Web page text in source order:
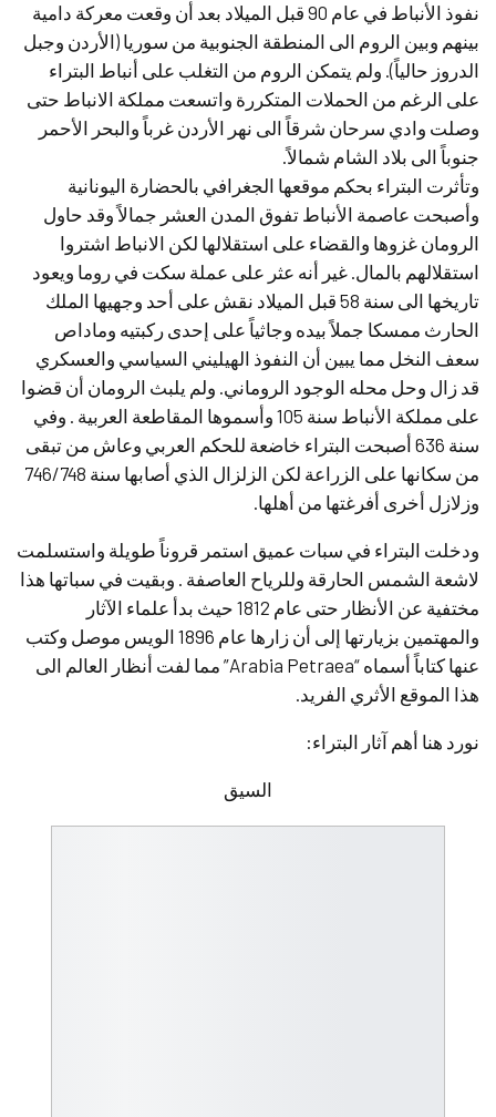
نفوذ الأنباط في عام 90 قبل الميلاد بعد أن وقعت معركة دامية
بينهم وبين الروم الى المنطقة الجنوبية من سوريا (الأردن وجبل
الدروز حالياً). ولم يتمكن الروم من التغلب على أنباط البتراء
على الرغم من الحملات المتكررة واتسعت مملكة الانباط حتى
وصلت وادي سرحان شرقاً الى نهر الأردن غرباً والبحر الأحمر
جنوباً الى بلاد الشام شمالاً.
وتأثرت البتراء بحكم موقعها الجغرافي بالحضارة اليونانية
وأصبحت عاصمة الأنباط تفوق المدن العشر جمالاً وقد حاول
الرومان غزوها والقضاء على استقلالها لكن الانباط اشتروا
استقلالهم بالمال. غير أنه عثر على عملة سكت في روما ويعود
تاريخها الى سنة 58 قبل الميلاد نقش على أحد وجهيها الملك
الحارث ممسكا جملاً بيده وجاثياً على إحدى ركبتيه وماداص
سعف النخل مما يبين أن النفوذ الهيليني السياسي والعسكري
قد زال وحل محله الوجود الروماني. ولم يلبث الرومان أن قضوا
على مملكة الأنباط سنة 105 وأسموها المقاطعة العربية . وفي
سنة 636 أصبحت البتراء خاضعة للحكم العربي وعاش من تبقى
من سكانها على الزراعة لكن الزلزال الذي أصابها سنة 746/748
وزلازل أخرى أفرغتها من أهلها.
ودخلت البتراء في سبات عميق استمر قروناً طويلة واستسلمت
لاشعة الشمس الحارقة وللرياح العاصفة . وبقيت في سباتها هذا
مختفية عن الأنظار حتى عام 1812 حيث بدأ علماء الآثار
والمهتمين بزيارتها إلى أن زارها عام 1896 الويس موصل وكتب
عنها كتاباً أسماه “Arabia Petraea” مما لفت أنظار العالم الى
هذا الموقع الأثري الفريد.
نورد هنا أهم آثار البتراء:
السيق